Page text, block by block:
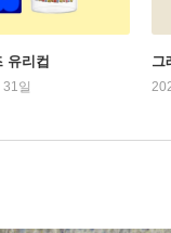
유리컵
일
그